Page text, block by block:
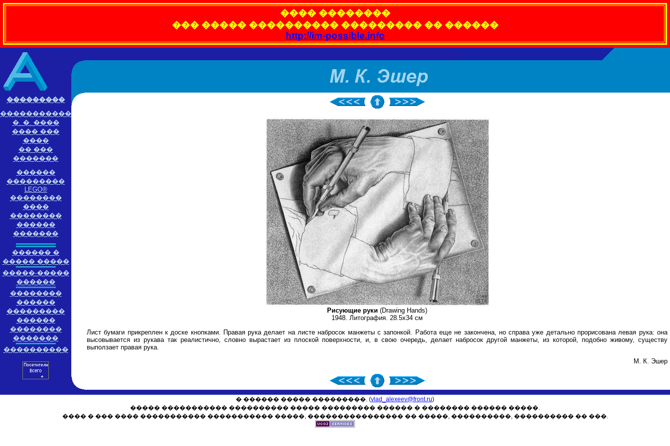
���� ��������
��� ����� ���������� ��������� �� ������
http://im-possible.info
���������
�����������
�. �. ����
���� ���
����
�� ���
�������
������
���������
LEGO®
��������
����
��������
������
�������
������ �
����� �����
�����-�����
������
��������
������
���������
������
��������
�������
����������
Рисующие руки (Drawing Hands)
1948. Литография. 28.5x34 см
Лист бумаги прикреплен к доске кнопками. Правая рука делает на листе набросок манжеты с запонкой. Работа еще не закончена, но справа уже детально прорисована левая рука: она
высовывается из рукава так реалистично, словно вырастает из плоской поверхности, и, в свою очередь, делает набросок другой манжеты, из которой, подобно живому, существу
выползает правая рука.
М. К. Эшер
� ������ ����� ���������. (vlad_alexeev@front.ru)
����� ����������� ���������� ����� ��������� ������ � �������� ������ �����.
���� � ��� ���� ����������� ����������� �����, ���������������� �� �����, ����������, ���������� �� ���.